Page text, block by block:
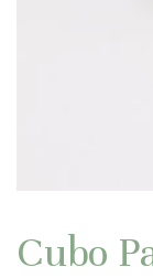
Cubo